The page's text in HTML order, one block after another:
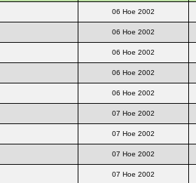
06 Ное 2002
06 Ное 2002
06 Ное 2002
06 Ное 2002
06 Ное 2002
07 Ное 2002
07 Ное 2002
07 Ное 2002
07 Ное 2002